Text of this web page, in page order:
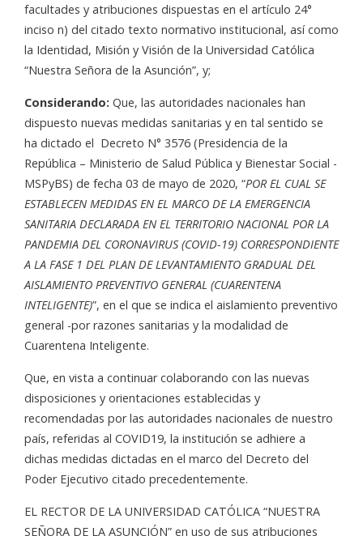
facultades y atribuciones dispuestas en el artículo 24°
inciso n) del citado texto normativo institucional, así como
la Identidad, Misión y Visión de la Universidad Católica
“Nuestra Señora de la Asunción”, y;
Considerando: Que, las autoridades nacionales han
dispuesto nuevas medidas sanitarias y en tal sentido se
ha dictado el Decreto N° 3576 (Presidencia de la
República – Ministerio de Salud Pública y Bienestar Social -
MSPyBS) de fecha 03 de mayo de 2020, “POR EL CUAL SE
ESTABLECEN MEDIDAS EN EL MARCO DE LA EMERGENCIA
SANITARIA DECLARADA EN EL TERRITORIO NACIONAL POR LA
PANDEMIA DEL CORONAVIRUS (COVID-19) CORRESPONDIENTE
A LA FASE 1 DEL PLAN DE LEVANTAMIENTO GRADUAL DEL
AISLAMIENTO PREVENTIVO GENERAL (CUARENTENA
INTELIGENTE)”, en el que se indica el aislamiento preventivo
general -por razones sanitarias y la modalidad de
Cuarentena Inteligente.
Que, en vista a continuar colaborando con las nuevas
disposiciones y orientaciones establecidas y
recomendadas por las autoridades nacionales de nuestro
país, referidas al COVID19, la institución se adhiere a
dichas medidas dictadas en el marco del Decreto del
Poder Ejecutivo citado precedentemente.
EL RECTOR DE LA UNIVERSIDAD CATÓLICA “NUESTRA
SEÑORA DE LA ASUNCIÓN” en uso de sus atribuciones